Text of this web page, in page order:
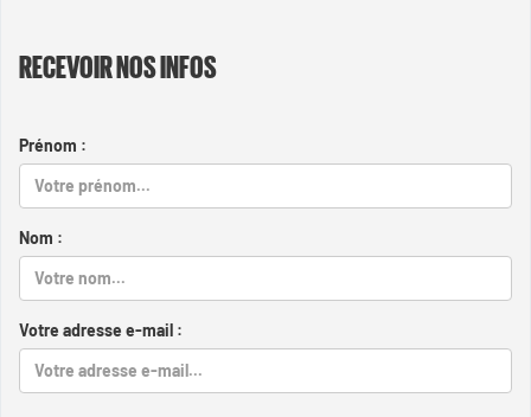
RECEVOIR NOS INFOS
Prénom :
Nom :
Votre adresse e-mail :